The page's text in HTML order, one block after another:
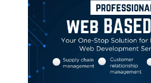
Linkedin Email